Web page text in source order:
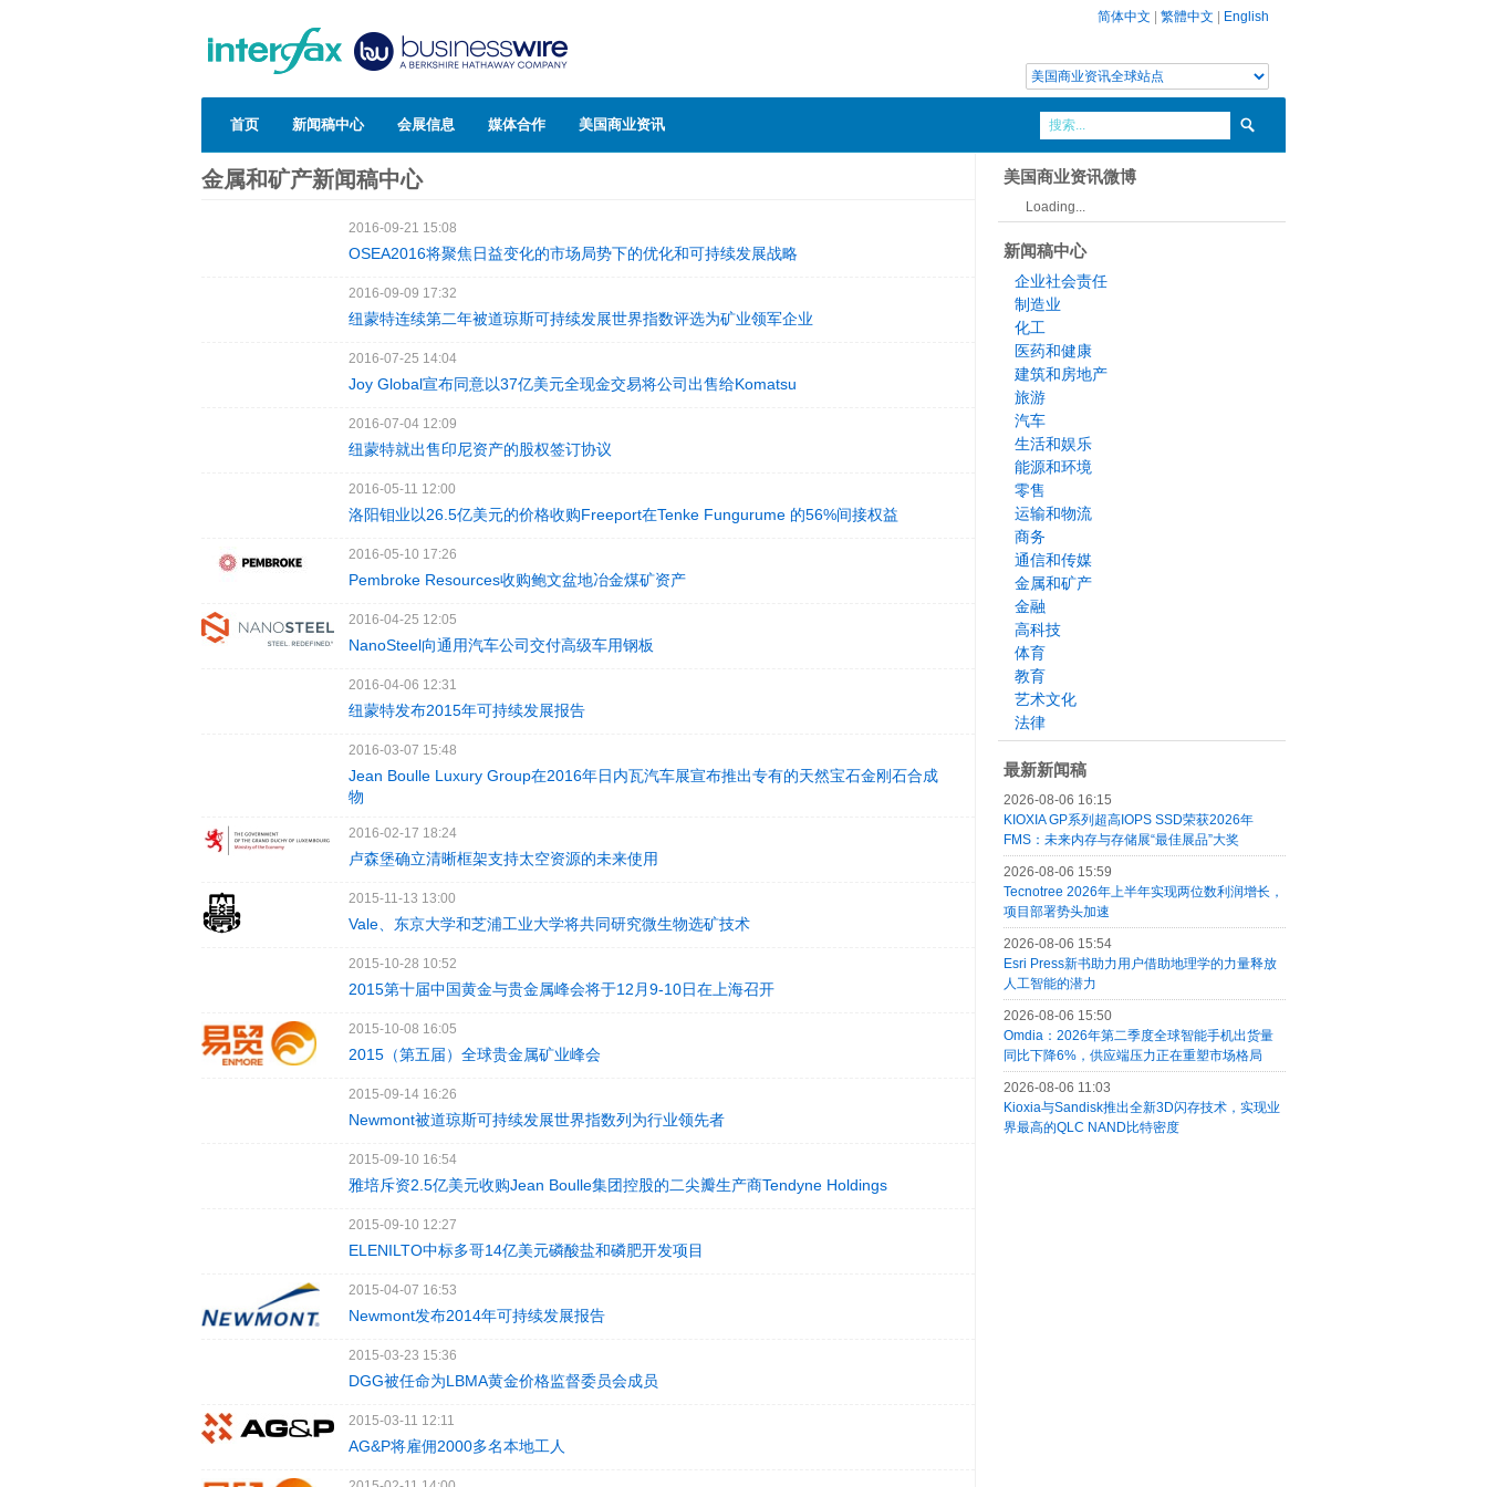
简体中文 繁體中文 English
首页 新闻稿中心 会展信息 媒体合作 美国商业资讯
金属和矿产新闻稿中心
2016-09-21 15:08
OSEA2016将聚焦日益变化的市场局势下的优化和可持续发展战略
2016-09-09 17:32
纽蒙特连续第二年被道琼斯可持续发展世界指数评选为矿业领军企业
2016-07-25 14:04
Joy Global宣布同意以37亿美元全现金交易将公司出售给Komatsu
2016-07-04 12:09
纽蒙特就出售印尼资产的股权签订协议
2016-05-11 12:00
洛阳钼业以26.5亿美元的价格收购Freeport在Tenke Fungurume 的56%间接权益
2016-05-10 17:26
Pembroke Resources收购鲍文盆地冶金煤矿资产
2016-04-25 12:05
NanoSteel向通用汽车公司交付高级车用钢板
2016-04-06 12:31
纽蒙特发布2015年可持续发展报告
2016-03-07 15:48
Jean Boulle Luxury Group在2016年日内瓦汽车展宣布推出专有的天然宝石金刚石合成
物
2016-02-17 18:24
卢森堡确立清晰框架支持太空资源的未来使用
2015-11-13 13:00
Vale、东京大学和芝浦工业大学将共同研究微生物选矿技术
2015-10-28 10:52
2015第十届中国黄金与贵金属峰会将于12月9-10日在上海召开
2015-10-08 16:05
2015（第五届）全球贵金属矿业峰会
2015-09-14 16:26
Newmont被道琼斯可持续发展世界指数列为行业领先者
2015-09-10 16:54
雅培斥资2.5亿美元收购Jean Boulle集团控股的二尖瓣生产商Tendyne Holdings
2015-09-10 12:27
ELENILTO中标多哥14亿美元磷酸盐和磷肥开发项目
2015-04-07 16:53
Newmont发布2014年可持续发展报告
2015-03-23 15:36
DGG被任命为LBMA黄金价格监督委员会成员
2015-03-11 12:11
AG&P将雇佣2000多名本地工人
美国商业资讯微博
Loading...
新闻稿中心
企业社会责任
制造业
化工
医药和健康
建筑和房地产
旅游
汽车
生活和娱乐
能源和环境
零售
运输和物流
商务
通信和传媒
金属和矿产
金融
高科技
体育
教育
艺术文化
法律
最新新闻稿
2026-08-06 16:15
KIOXIA GP系列超高IOPS SSD荣获2026年
FMS：未来内存与存储展“最佳展品”大奖
2026-08-06 15:59
Tecnotree 2026年上半年实现两位数利润增长，
项目部署势头加速
2026-08-06 15:54
Esri Press新书助力用户借助地理学的力量释放
人工智能的潜力
2026-08-06 15:50
Omdia：2026年第二季度全球智能手机出货量
同比下降6%，供应端压力正在重塑市场格局
2026-08-06 11:03
Kioxia与Sandisk推出全新3D闪存技术，实现业
界最高的QLC NAND比特密度